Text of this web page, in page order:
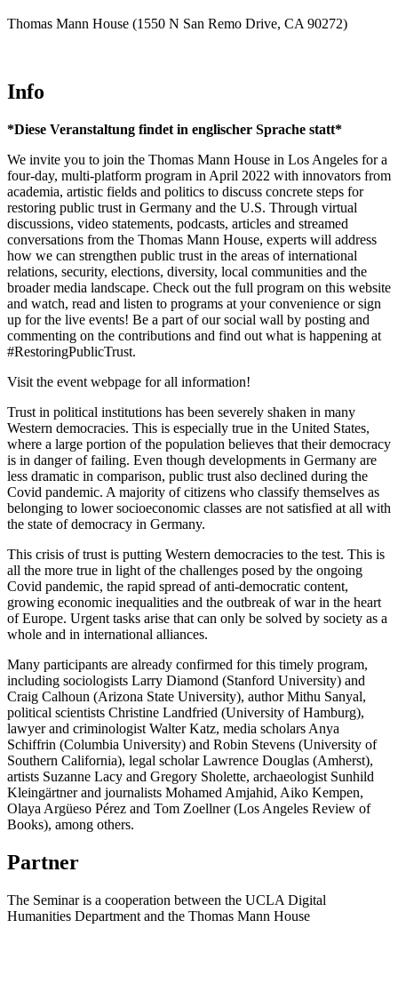
Thomas Mann House (1550 N San Remo Drive, CA 90272)
Info
*Diese Veranstaltung findet in englischer Sprache statt*
We invite you to join the Thomas Mann House in Los Angeles for a
four-day, multi-platform program in April 2022 with innovators from
academia, artistic fields and politics to discuss concrete steps for
restoring public trust in Germany and the U.S. Through virtual
discussions, video statements, podcasts, articles and streamed
conversations from the Thomas Mann House, experts will address
how we can strengthen public trust in the areas of international
relations, security, elections, diversity, local communities and the
broader media landscape. Check out the full program on this website
and watch, read and listen to programs at your convenience or sign
up for the live events! Be a part of our social wall by posting and
commenting on the contributions and find out what is happening at
#RestoringPublicTrust.
Visit the event webpage for all information!
Trust in political institutions has been severely shaken in many
Western democracies. This is especially true in the United States,
where a large portion of the population believes that their democracy
is in danger of failing. Even though developments in Germany are
less dramatic in comparison, public trust also declined during the
Covid pandemic. A majority of citizens who classify themselves as
belonging to lower socioeconomic classes are not satisfied at all with
the state of democracy in Germany.
This crisis of trust is putting Western democracies to the test. This is
all the more true in light of the challenges posed by the ongoing
Covid pandemic, the rapid spread of anti-democratic content,
growing economic inequalities and the outbreak of war in the heart
of Europe. Urgent tasks arise that can only be solved by society as a
whole and in international alliances.
Many participants are already confirmed for this timely program,
including sociologists Larry Diamond (Stanford University) and
Craig Calhoun (Arizona State University), author Mithu Sanyal,
political scientists Christine Landfried (University of Hamburg),
lawyer and criminologist Walter Katz, media scholars Anya
Schiffrin (Columbia University) and Robin Stevens (University of
Southern California), legal scholar Lawrence Douglas (Amherst),
artists Suzanne Lacy and Gregory Sholette, archaeologist Sunhild
Kleingärtner and journalists Mohamed Amjahid, Aiko Kempen,
Olaya Argüeso Pérez and Tom Zoellner (Los Angeles Review of
Books), among others.
Partner
The Seminar is a cooperation between the UCLA Digital
Humanities Department and the Thomas Mann House